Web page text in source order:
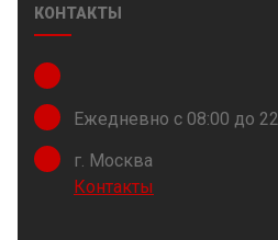
КОНТАКТЫ
Ежедневно с 08:00 до
г. Москва
Контакты